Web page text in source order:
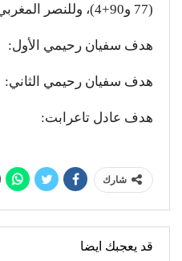
(77 و90+4)، وللنصر المغربي عادل تاعرابت(90+2).
هدف سفيان رحيمي الأول:
هدف سفيان رحيمي الثاني:
هدف عادل تاعرابت:
شارك
قد يعجبك ايضا